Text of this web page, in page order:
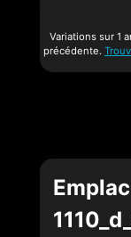
Variations sur 1
précédente.